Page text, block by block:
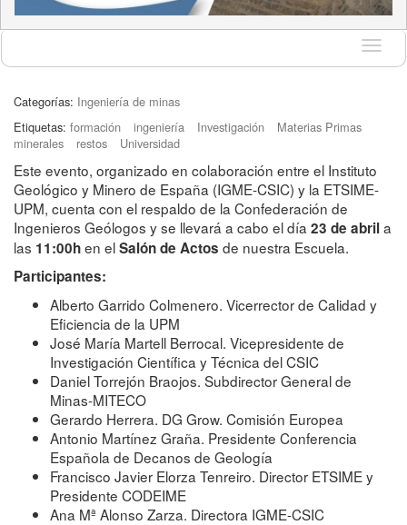
Idioma
Categorías: Ingeniería de minas
Etiquetas: formación ingeniería Investigación
Materias Primas
minerales
restos Universidad
Este evento, organizado en colaboración entre el Instituto
Geológico y Minero de España (IGME-CSIC) y la ETSIME-
UPM, cuenta con el respaldo de la Confederación de
Ingenieros Geólogos y se llevará a cabo el día 23 de abrila
las 11:00hen elSalón de Actos de nuestra Escuela.
Participantes:
Alberto Garrido Colmenero. Vicerrector de Calidad y
Eficiencia de la UPM
José María Martell Berrocal. Vicepresidente de
Investigación Científica y Técnica del CSIC
Daniel Torrejón Braojos. Subdirector General de
Minas-MITECO
Gerardo Herrera. DG Grow. Comisión Europea
Antonio Martínez Graña. Presidente Conferencia
Española de Decanos de Geología
Francisco Javier Elorza Tenreiro. Director ETSIME y
Presidente CODEIME
Ana Mª Alonso Zarza. Directora IGME-CSIC